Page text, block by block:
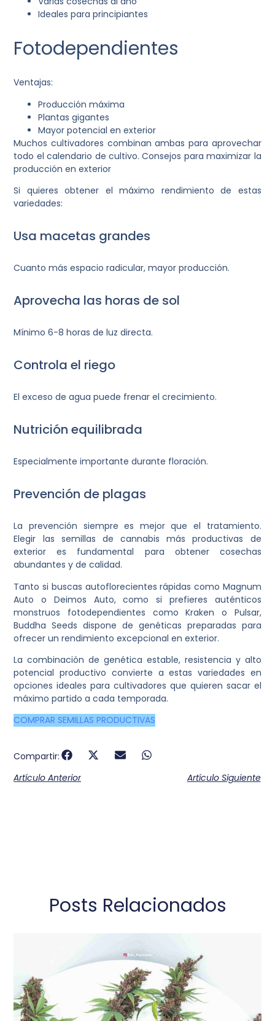
Ideales para principiantes
Fotodependientes
Ventajas:
Producción máxima
Plantas gigantes
Mayor potencial en exterior
Muchos cultivadores combinan ambas para aprovechar
todo el calendario de cultivo. Consejos para maximizar la
producción en exterior
Si quieres obtener el máximo rendimiento de estas
variedades:
Usa macetas grandes
Cuanto más espacio radicular, mayor producción.
Aprovecha las horas de sol
Mínimo 6-8 horas de luz directa.
Controla el riego
El exceso de agua puede frenar el crecimiento.
Nutrición equilibrada
Especialmente importante durante floración.
Prevención de plagas
La prevención siempre es mejor que el tratamiento.
Elegir las semillas de cannabis más productivas de
exterior es fundamental para obtener cosechas
abundantes y de calidad.
Tanto si buscas autoflorecientes rápidas como Magnum
Auto o Deimos Auto, como si prefieres auténticos
monstruos fotodependientes como Kraken o Pulsar,
Buddha Seeds dispone de genéticas preparadas para
ofrecer un rendimiento excepcional en exterior.
La combinación de genética estable, resistencia y alto
potencial productivo convierte a estas variedades en
opciones ideales para cultivadores que quieren sacar el
máximo partido a cada temporada.
COMPRAR SEMILLAS PRODUCTIVAS
Compartir:
Artículo Anterior
Artículo Siguiente
Posts Relacionados